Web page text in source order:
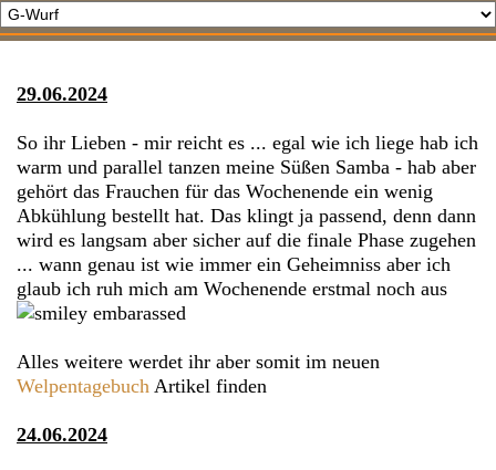
29.06.2024
So ihr Lieben - mir reicht es ... egal wie ich liege hab ich
warm und parallel tanzen meine Süßen Samba - hab aber
gehört das Frauchen für das Wochenende ein wenig
Abkühlung bestellt hat. Das klingt ja passend, denn dann
wird es langsam aber sicher auf die finale Phase zugehen
... wann genau ist wie immer ein Geheimniss aber ich
glaub ich ruh mich am Wochenende erstmal noch aus
Alles weitere werdet ihr aber somit im neuen
Welpentagebuch Artikel finden
24.06.2024